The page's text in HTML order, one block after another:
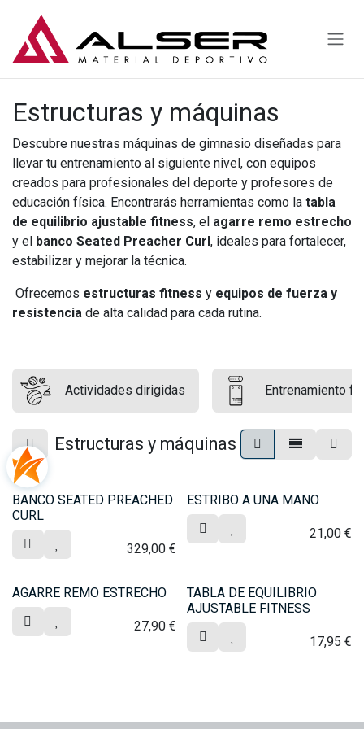
Estructuras y máquinas
Descubre nuestras máquinas de gimnasio diseñadas para
llevar tu entrenamiento al siguiente nivel, con equipos
creados para profesionales del deporte y profesores de
educación física. Encontrarás herramientas como la tabla
de equilibrio ajustable fitness, el agarre remo estrecho
y el banco Seated Preacher Curl, ideales para fortalecer,
estabilizar y mejorar la técnica.
Ofrecemos estructuras fitness y equipos de fuerza y
resistencia de alta calidad para cada rutina.
Actividades dirigidas Entrenamiento
Estructuras y máquinas
BANCO SEATED PREACHED
CURL
329,00 €
ESTRIBO A UNA MANO
21,00€
AGARRE REMO ESTRECHO
27,90 €
TABLA DE EQUILIBRIO
AJUSTABLE FITNESS
17,95 €